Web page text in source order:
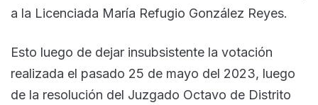
a la Licenciada María Refugio González Reyes.
Esto luego de dejar insubsistente la votación
realizada el pasado 25 de mayo del 2023, luego
de la resolución del Juzgado Octavo de Distrito